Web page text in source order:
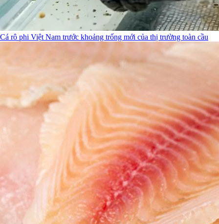
Cá rô phi Việt Nam trước khoảng trống mới của thị trường toàn cầu